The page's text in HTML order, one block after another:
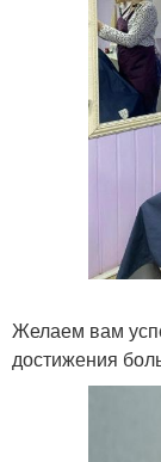
Желаем вам
достижения